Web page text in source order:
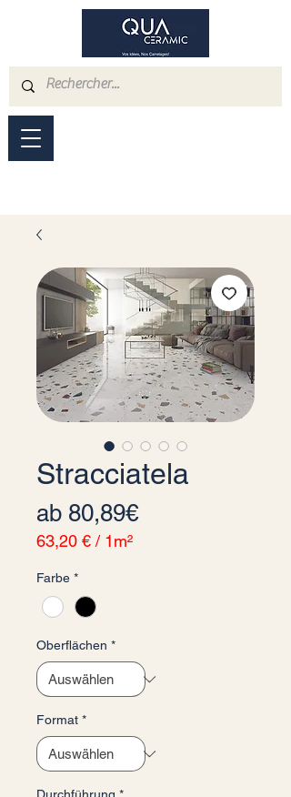
Stracciatela
ab 80,89€Sale-Preis
63,20 € / 1m²
pro
1
Quadratmeter
Farbe *
Oberflächen *
Format *